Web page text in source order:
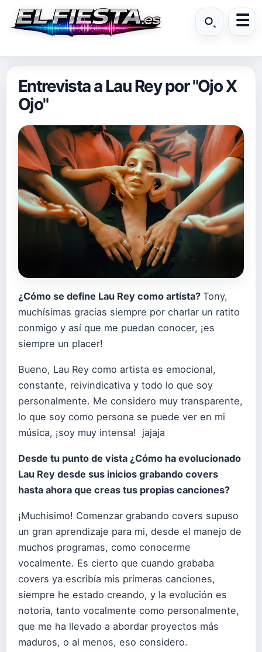
Entrevista a Lau Rey por "Ojo X
Ojo"
¿Cómo se define Lau Rey como artista? Tony,
muchísimas gracias siempre por charlar un ratito
conmigo y así que me puedan conocer, ¡es
siempre un placer!
Bueno, Lau Rey como artista es emocional,
constante, reivindicativa y todo lo que soy
personalmente. Me considero muy transparente,
lo que soy como persona se puede ver en mi
música, ¡soy muy intensa! jajaja
Desde tu punto de vista ¿Cómo ha evolucionado
Lau Rey desde sus inicios grabando covers
hasta ahora que creas tus propias canciones?
¡Muchisimo! Comenzar grabando covers supuso
un gran aprendizaje para mi, desde el manejo de
muchos programas, como conocerme
vocalmente. Es cierto que cuando grababa
covers ya escribía mis primeras canciones,
siempre he estado creando, y la evolución es
notoria, tanto vocalmente como personalmente,
que me ha llevado a abordar proyectos más
maduros, o al menos, eso considero.